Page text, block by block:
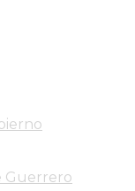
Guerrero